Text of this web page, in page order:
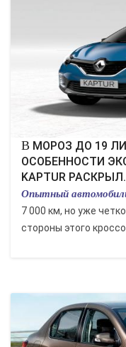
В МОРОЗ ДО 19 ЛИТРОВ ТРЕБОВАЛ:
ОСОБЕННОСТИ
KAPTUR
Опытный
7 000 км, но уже
стороны этого